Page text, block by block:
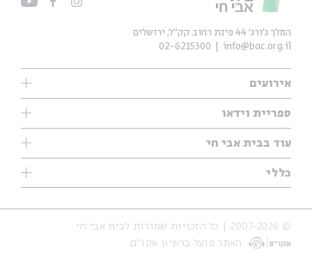
אירועים
עיון
אנגלית
נוער
סדרות
אירועי עבר
אירועים בירושלים
ספריית וידאו
ילדים
מוזיקה
עיון
מיוחדים
עוד בבית אבי חי
תערוכות
מיוחדים
כללי
אודות
הצהרת נגישות
תנאי שימוש והצהרת פרטיות
המלך ג'ורג' 44 פינת רחוב קק״ל, ירושלים
info@bac.org.il
02-6215300
© 2007-2026 | כל הזכויות שמורות לבית אבי חי
האתר פועל ברשיון אקו״ם